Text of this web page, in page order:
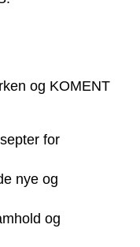
og KOMENT
for
nye og
og